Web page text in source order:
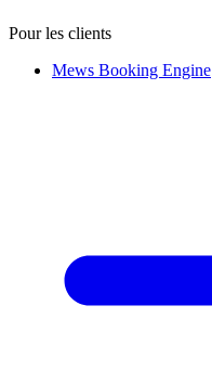
Pour les clients
Mews Booking Engine